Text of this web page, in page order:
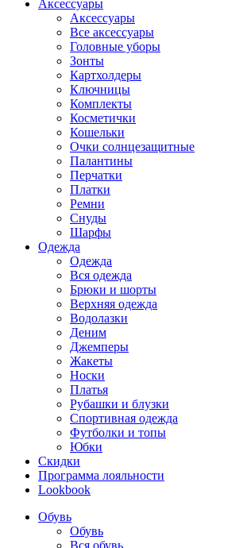
Аксессуары
Аксессуары
Все аксессуары
Головные уборы
Зонты
Картхолдеры
Ключницы
Комплекты
Косметички
Кошельки
Очки солнцезащитные
Палантины
Перчатки
Платки
Ремни
Снуды
Шарфы
Одежда
Одежда
Вся одежда
Брюки и шорты
Верхняя одежда
Водолазки
Деним
Джемперы
Жакеты
Носки
Платья
Рубашки и блузки
Спортивная одежда
Футболки и топы
Юбки
Скидки
Программа лояльности
Lookbook
Обувь
Обувь